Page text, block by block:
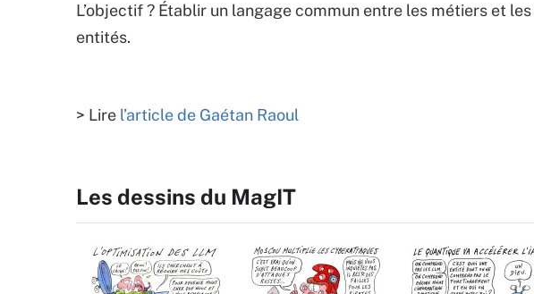
L’objectif ? Établir un langage commun entre les métiers et les
entités.
> Lire l’article de Gaétan Raoul
Les dessins du MagIT